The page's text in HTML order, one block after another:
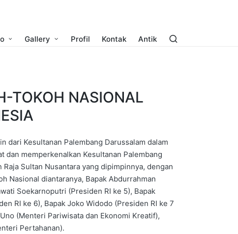
Gallery Profil Kontak Antik
TOKOH NASIONAL
dari Kesultanan Palembang Darussalam dalam
dan memperkenalkan Kesultanan Palembang
Sultan Nusantara yang dipimpinnya, dengan
Nasional diantaranya, Bapak Abdurrahman
Soekarnoputri (Presiden RI ke 5), Bapak
RI ke 6), Bapak Joko Widodo (Presiden RI ke 7
(Menteri Pariwisata dan Ekonomi Kreatif),
Pertahanan).